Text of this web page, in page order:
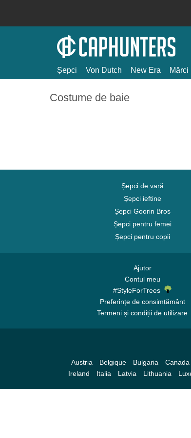
Șepci Von Dutch New Era Mărci
Costume de baie
Șepci de vară
Șepci ieftine
Șepci Goorin Bros
Șepci pentru femei
Șepci pentru copii
Ajutor
Contul meu
#StyleForTrees
Preferințe de consimțământ
Termeni și condiții de utilizare
Austria Belgique Bulgaria Canada
Ireland
Italia Latvia Lithuania